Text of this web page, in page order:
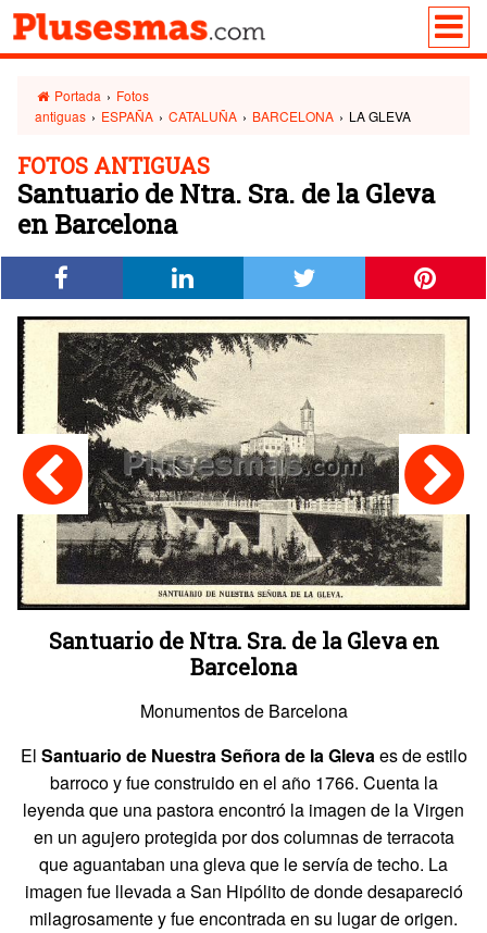
Portada › Fotos
antiguas › ESPAÑA › CATALUÑA › BARCELONA › LA GLEVA
FOTOS ANTIGUAS
Santuario de Ntra. Sra. de la Gleva
en Barcelona
Santuario de Ntra. Sra. de la Gleva en
Barcelona
Monumentos de Barcelona
El Santuario de Nuestra Señora de la Glevaes de estilo
barroco y fue construido en el año 1766. Cuenta la
leyenda que una pastora encontró la imagen de la Virgen
en un agujero protegida por dos columnas de terracota
que aguantaban una gleva que le servía de techo. La
imagen fue llevada a San Hipólito de donde desapareció
milagrosamente y fue encontrada en su lugar de origen.